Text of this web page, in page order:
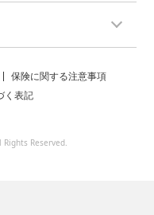
保険に関する注意事項
く表記
Rights Reserved.